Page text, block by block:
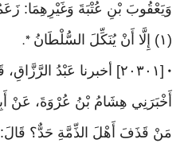
وَيَعْقُوبَ بْنِ عُتْبَةَ وَغَيْرِهِمَا:
(١) إِلَّا أَنْ يُنَكِّلَ السُّلْطَانُ
*.
•
[٢٠٣٠١] أخبرنا عَبْدُ
مَنْ قَذَفَ أَهْلَ الذِّمَّةِ حَدٌّ؟ قَالَ: